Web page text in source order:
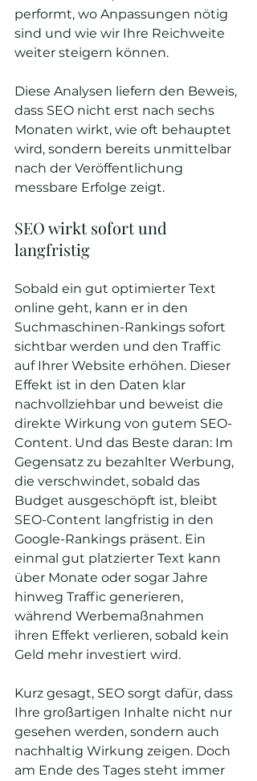
performt, wo Anpassungen nötig
sind und wie wir Ihre Reichweite
weiter steigern können.
Diese Analysen liefern den Beweis,
dass SEO nicht erst nach sechs
Monaten wirkt, wie oft behauptet
wird, sondern bereits unmittelbar
nach der Veröffentlichung
messbare Erfolge zeigt.
SEO wirkt sofort und
langfristig
Sobald ein gut optimierter Text
online geht, kann er in den
Suchmaschinen-Rankings sofort
sichtbar werden und den Traffic
auf Ihrer Website erhöhen. Dieser
Effekt ist in den Daten klar
nachvollziehbar und beweist die
direkte Wirkung von gutem SEO-
Content. Und das Beste daran: Im
Gegensatz zu bezahlter Werbung,
die verschwindet, sobald das
Budget ausgeschöpft ist, bleibt
SEO-Content langfristig in den
Google-Rankings präsent. Ein
einmal gut platzierter Text kann
über Monate oder sogar Jahre
hinweg Traffic generieren,
während Werbemaßnahmen
ihren Effekt verlieren, sobald kein
Geld mehr investiert wird.
Kurz gesagt, SEO sorgt dafür, dass
Ihre großartigen Inhalte nicht nur
gesehen werden, sondern auch
nachhaltig Wirkung zeigen. Doch
am Ende des Tages steht immer